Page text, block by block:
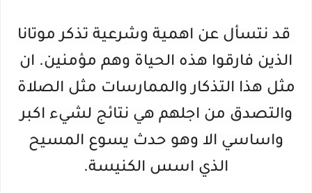
قد نتسأل عن اهمية وشرعية تذكر موتانا
الذين فارقوا هذه الحياة وهم مؤمنين. ان
مثل هذا التذكار والممارسات مثل الصلاة
والتصدق من اجلهم هي نتائج لشيء اكبر
واساسي الا وهو حدث يسوع المسيح
الذي اسس الكنيسة.